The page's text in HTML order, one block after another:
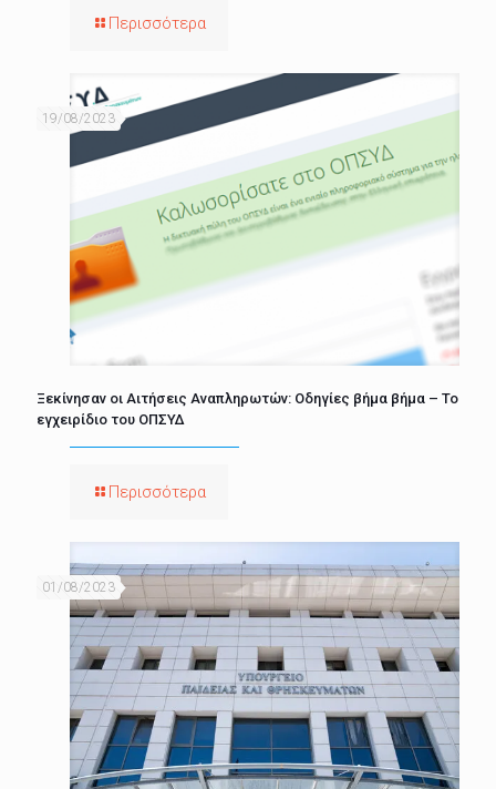
Περισσότερα
19/08/2023
Ξεκίνησαν οι Αιτήσεις Αναπληρωτών: Οδηγίες βήμα βήμα – Το
εγχειρίδιο του ΟΠΣΥΔ
Περισσότερα
01/08/2023